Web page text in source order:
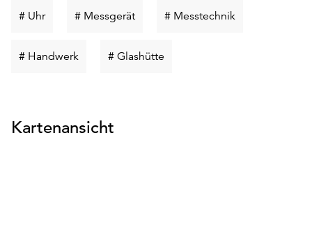
# UhrSchlüsselwort
# MessgerätSchlüsselwort
# MesstechnikSchlüsselwort
# HandwerkSchlüsselwort
# Glashütte
Kartenansicht